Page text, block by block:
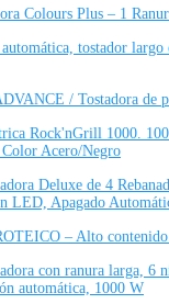
Colours Plus – 1
tostador
/ Tostadora de
Rock'nGrill 1000.
Acero/Negro
Deluxe de 4
LED, Apagado
– Alto
con ranura larga, 6
automática, 1000 W